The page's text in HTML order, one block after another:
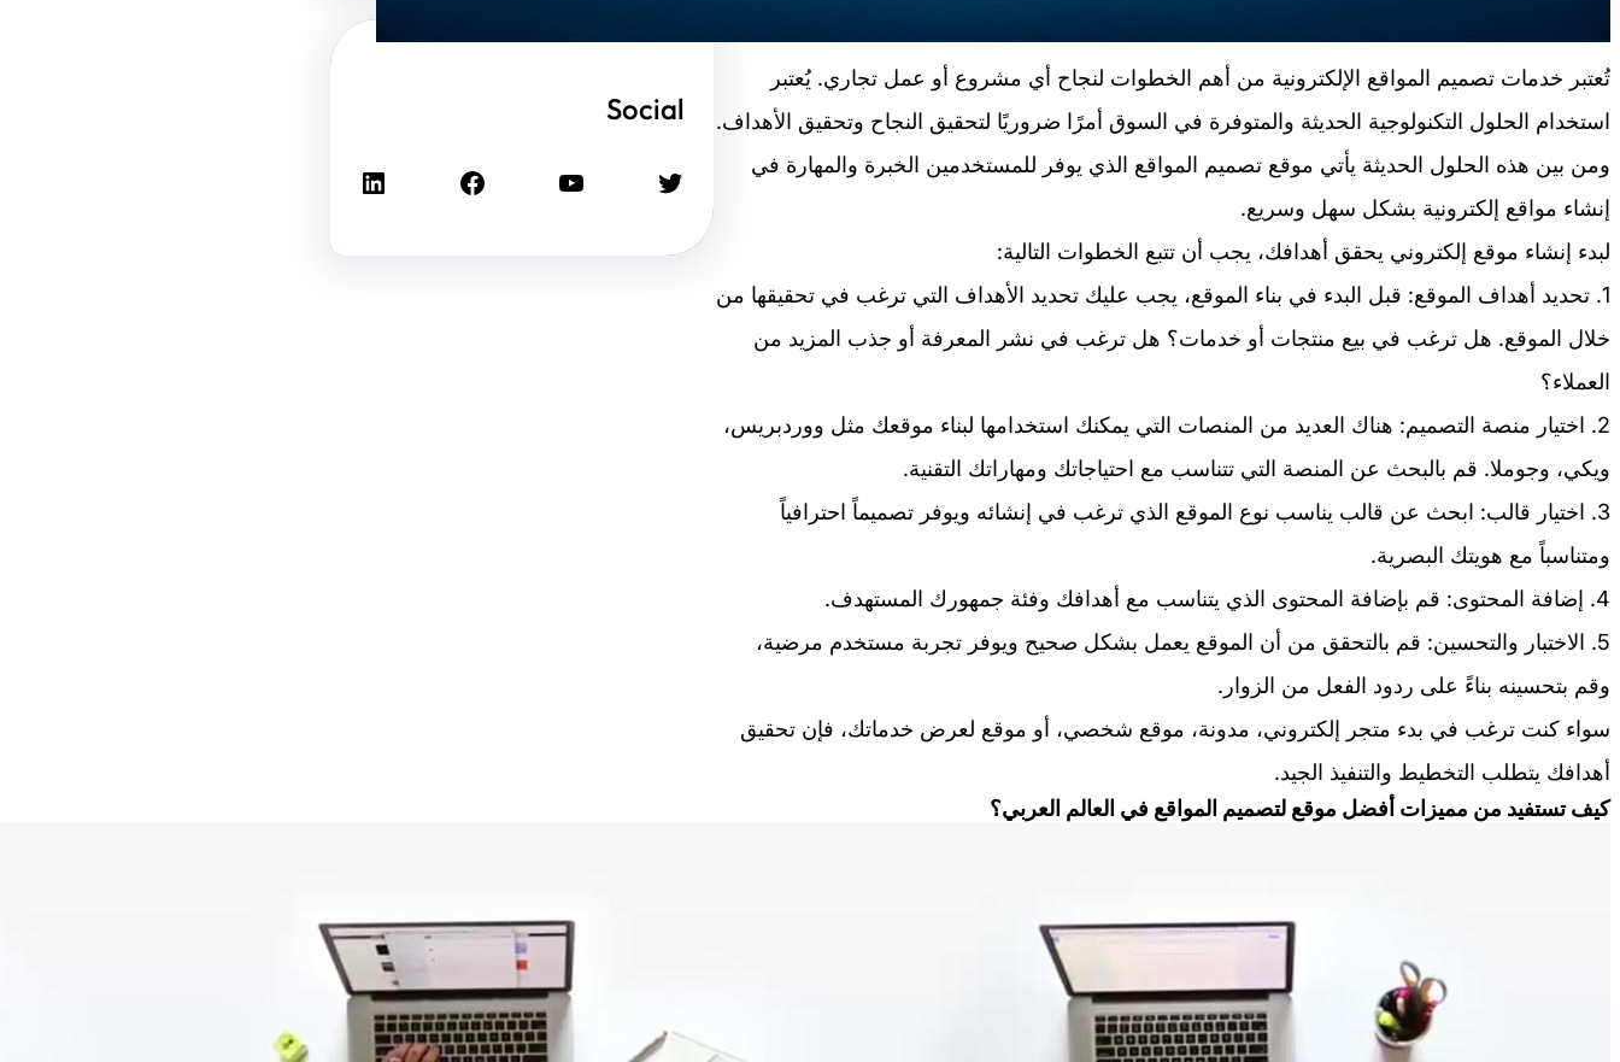
تُعتبر خدمات تصميم المواقع الإلكترونية من أهم الخطوات لنجاح أي مشروع أو عمل تجاري. يُعتبر
استخدام الحلول التكنولوجية الحديثة والمتوفرة في السوق أمرًا ضروريًا لتحقيق النجاح وتحقيق الأهداف.
ومن بين هذه الحلول الحديثة يأتي موقع تصميم المواقع الذي يوفر للمستخدمين الخبرة والمهارة في
إنشاء مواقع إلكترونية بشكل سهل وسريع.
لبدء إنشاء موقع إلكتروني يحقق أهدافك، يجب أن تتبع الخطوات التالية:
1. تحديد أهداف الموقع: قبل البدء في بناء الموقع، يجب عليك تحديد الأهداف التي ترغب في تحقيقها من
خلال الموقع. هل ترغب في بيع منتجات أو خدمات؟ هل ترغب في نشر المعرفة أو جذب المزيد من
العملاء؟
2. اختيار منصة التصميم: هناك العديد من المنصات التي يمكنك استخدامها لبناء موقعك مثل ووردبريس،
ويكي، وجوملا. قم بالبحث عن المنصة التي تتناسب مع احتياجاتك ومهاراتك التقنية.
3. اختيار قالب: ابحث عن قالب يناسب نوع الموقع الذي ترغب في إنشائه ويوفر تصميماً احترافياً
ومتناسباً مع هويتك البصرية.
4. إضافة المحتوى: قم بإضافة المحتوى الذي يتناسب مع أهدافك وفئة جمهورك المستهدف.
5. الاختبار والتحسين: قم بالتحقق من أن الموقع يعمل بشكل صحيح ويوفر تجربة مستخدم مرضية،
وقم بتحسينه بناءً على ردود الفعل من الزوار.
سواء كنت ترغب في بدء متجر إلكتروني، مدونة، موقع شخصي، أو موقع لعرض خدماتك، فإن تحقيق
أهدافك يتطلب التخطيط والتنفيذ الجيد.
كيف تستفيد من مميزات أفضل موقع لتصميم المواقع في العالم العربي؟
Social
تويتر يوتيوب فيسبوك لينكد إن